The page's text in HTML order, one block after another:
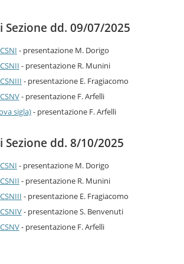
Sezione dd. 09/07/2025
- presentazione M. Dorigo
- presentazione R. Munini
- presentazione E. Fragiacomo
- presentazione F. Arfelli
sigla)- presentazione F. Arfelli
Sezione dd. 8/10/2025
- presentazione M. Dorigo
- presentazione R. Munini
- presentazione E. Fragiacomo
- presentazione S. Benvenuti
- presentazione F. Arfelli